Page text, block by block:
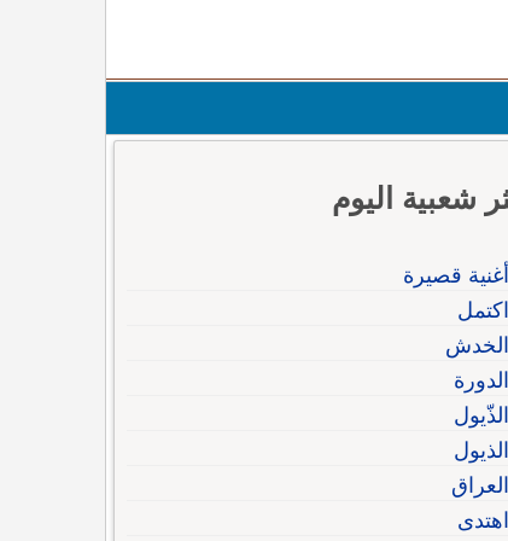
شعبية اليوم
أغنية قصيرة
اكتمل
الخدش
الدورة
الذّيول
الذيول
العراق
اهتدى